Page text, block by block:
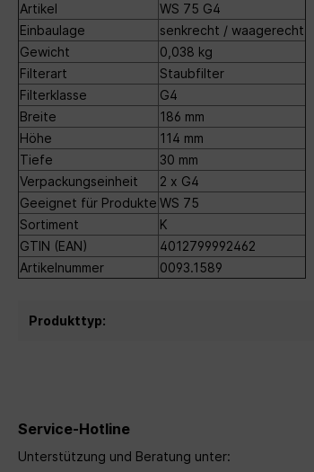
Artikel
WS 75 G4
Einbaulage
senkrecht / waagerecht
Gewicht
0,038 kg
Filterart
Staubfilter
Filterklasse
G4
Breite
186 mm
Höhe
114 mm
Tiefe
30 mm
Verpackungseinheit
2 x G4
Geeignet für Produkte WS 75
Sortiment
K
GTIN (EAN)
4012799992462
Artikelnummer
0093.1589
Produkttyp:
Service-Hotline
Unterstützung und Beratung unter: